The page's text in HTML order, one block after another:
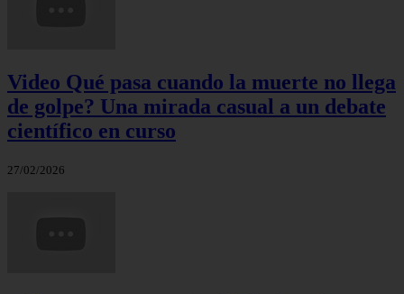
Video Qué pasa cuando la muerte no llega
de golpe? Una mirada casual a un debate
científico en curso
27/02/2026